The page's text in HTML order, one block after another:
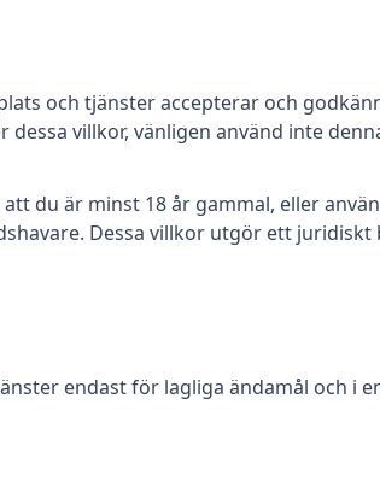
och tjänster accepterar och
villkor, vänligen använd inte
du är minst 18 år gammal, eller
Dessa villkor utgör ett juridiskt
endast för lagliga ändamål och i